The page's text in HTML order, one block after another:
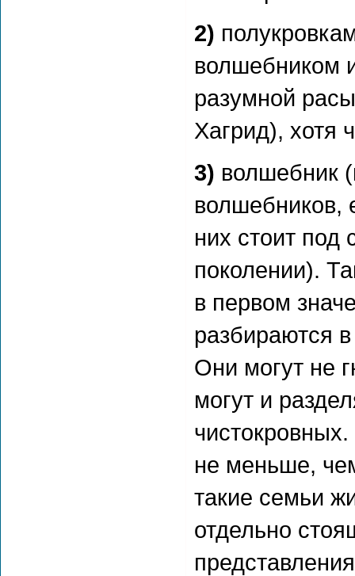
2)
волшебником
разумной
Хагрид), хотя
3) волшебник
волшебников,
них стоит
поколении).
в первом
разбираются
Они могут не
могут и
не меньше,
такие семьи
отдельно